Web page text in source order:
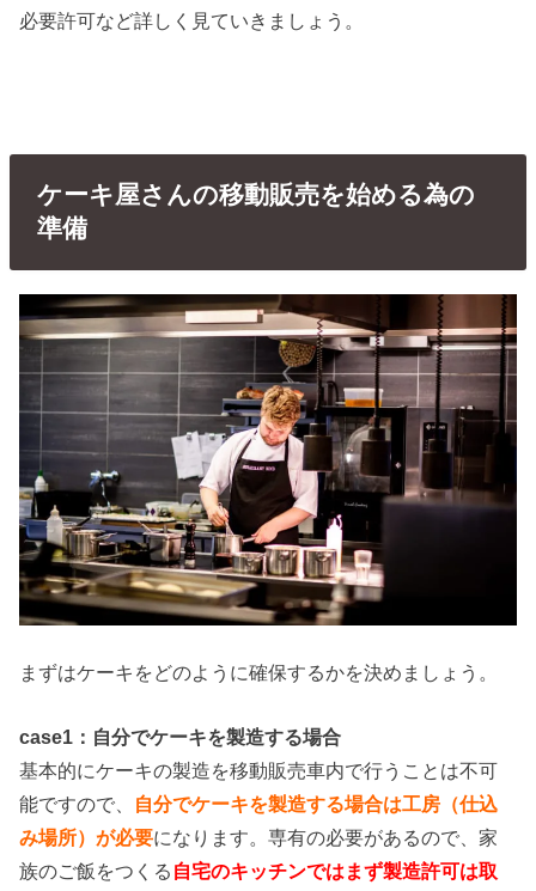
必要許可など詳しく見ていきましょう。
ケーキ屋さんの移動販売を始める為の
準備
まずはケーキをどのように確保するかを決めましょう。
case1：自分でケーキを製造する場合
基本的にケーキの製造を移動販売車内で行うことは不可
能ですので、 自分でケーキを製造する場合は工房（仕込
み場所）が必要になります。専有の必要があるので、家
族のご飯をつくる 自宅のキッチンではまず製造許可は取